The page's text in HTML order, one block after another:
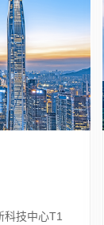
科技中心T1